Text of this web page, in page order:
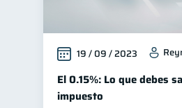
19 / 09 / 2023
El 0.15%: Lo que debes
impuesto